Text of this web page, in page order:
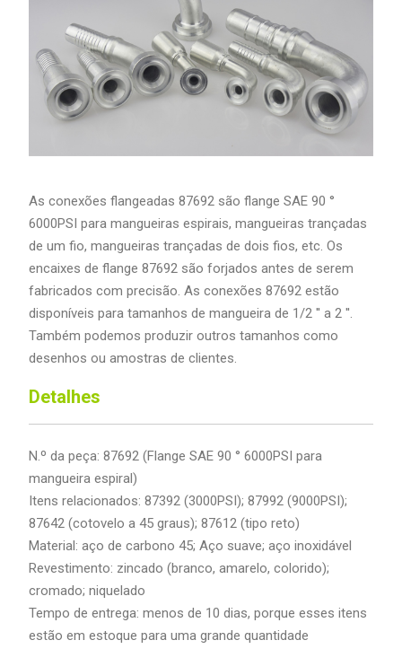
As conexões flangeadas 87692 são flange SAE 90 °
6000PSI para mangueiras espirais, mangueiras trançadas
de um fio, mangueiras trançadas de dois fios, etc. Os
encaixes de flange 87692 são forjados antes de serem
fabricados com precisão. As conexões 87692 estão
disponíveis para tamanhos de mangueira de 1/2 '' a 2 ''.
Também podemos produzir outros tamanhos como
desenhos ou amostras de clientes.
Detalhes
N.º da peça: 87692 (Flange SAE 90 ° 6000PSI para
mangueira espiral)
Itens relacionados: 87392 (3000PSI); 87992 (9000PSI);
87642 (cotovelo a 45 graus); 87612 (tipo reto)
Material: aço de carbono 45; Aço suave; aço inoxidável
Revestimento: zincado (branco, amarelo, colorido);
cromado; niquelado
Tempo de entrega: menos de 10 dias, porque esses itens
estão em estoque para uma grande quantidade